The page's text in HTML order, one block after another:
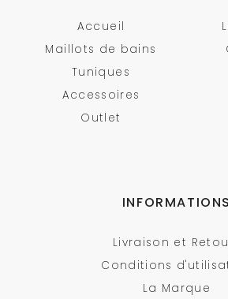
Accueil
Maillots de bains
Tuniques
Accessoires
Outlet
INFORMATIONS
Livraison et
Conditions
La Marque